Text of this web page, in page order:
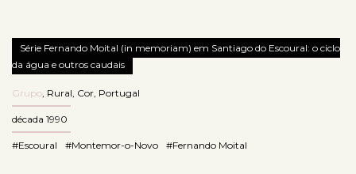
Série Fernando Moital (in memoriam) em Santiago do Escoural: o ciclo
da água e outros caudais
Grupo, Rural, Cor, Portugal
década 1990
#Escoural #Montemor-o-Novo #Fernando Moital